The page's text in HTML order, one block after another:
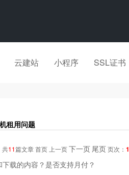
云建站 小程序 SSL证书
租用问题
共11篇文章 首页 上一页下一页 尾页页次： 1
载的内容？是否支持月付？